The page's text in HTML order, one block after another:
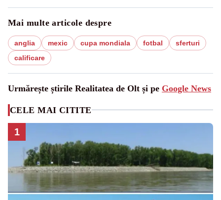
Mai multe articole despre
anglia mexic cupa mondiala fotbal
sferturi
calificare
Urmărește știrile Realitatea de Olt și pe Google News
CELE MAI CITITE
1